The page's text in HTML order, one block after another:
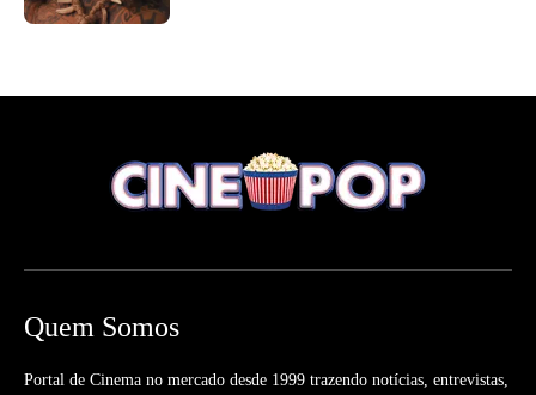
Quem Somos
Portal de Cinema no mercado desde 1999 trazendo notícias, entrevistas,